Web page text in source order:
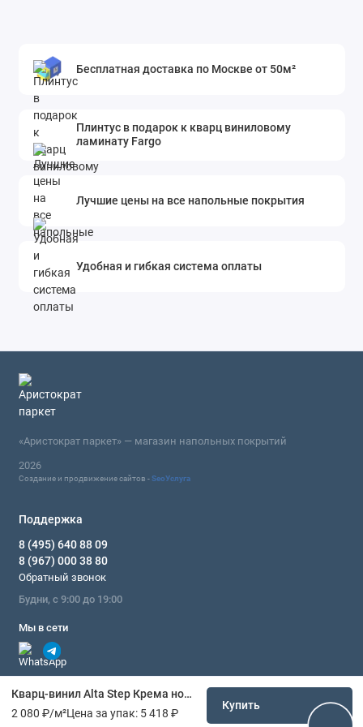
Кварц-винил Alta Step Крема нова
2 080 ₽/м²Цена за упак: 5 418 ₽
Купить
Бесплатная доставка по Москве от 50м²
Плинтус в подарок к кварц виниловому
ламинату Fargo
Лучшие цены на все напольные покрытия
Удобная и гибкая система оплаты
«Аристократ паркет» — магазин напольных покрытий
2026
Создание и продвижение сайтов -SeoУслуга
Поддержка
8 (495) 640 88 09
8 (967) 000 38 80
Обратный звонок
Будни, с 9:00 до 19:00
Мы в сети